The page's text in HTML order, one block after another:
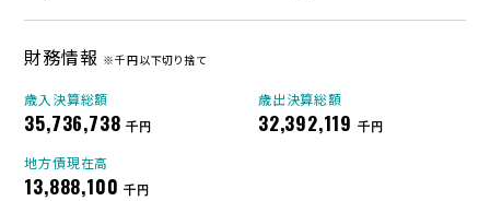
財務情報 ※千円以下切り捨て
歳入決算総額
35,736,738 千円
歳出決算総額
32,392,119 千円
地方債現在高
13,888,100 千円